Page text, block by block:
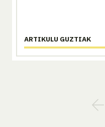
ARTIKULU GUZTIAK